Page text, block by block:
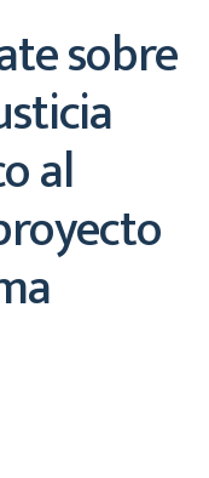
sobre
al